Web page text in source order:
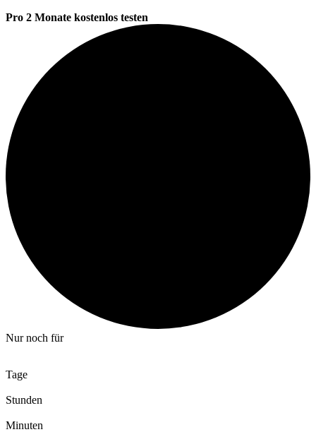
Pro 2 Monate kostenlos testen
Nur noch für
Tage
Stunden
Minuten